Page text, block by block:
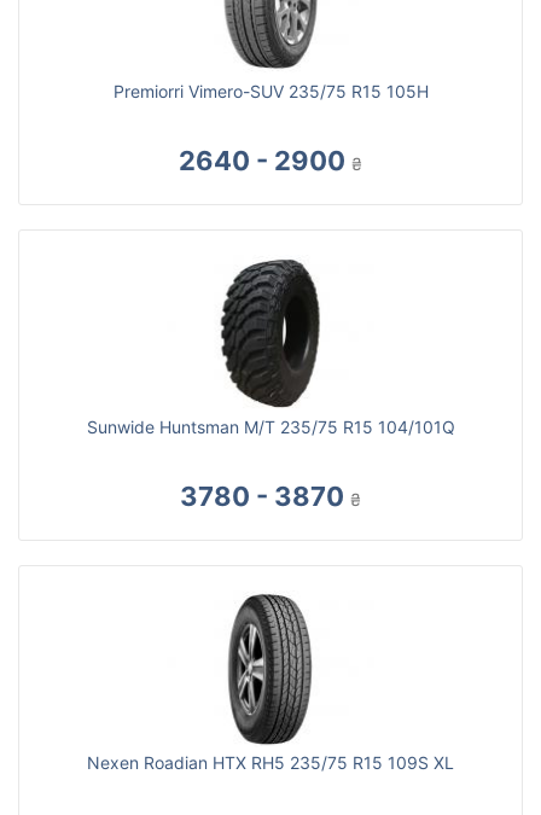
Premiorri Vimero-SUV 235/75 R15 105H
2640 - 2900 ₴
Sunwide Huntsman M/T 235/75 R15 104/101Q
3780 - 3870 ₴
Nexen Roadian HTX RH5 235/75 R15 109S XL